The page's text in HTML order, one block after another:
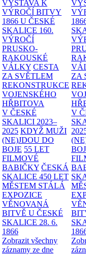
VÝSTAVA K
VÝROČÍ BITVY
1866 U ČESKÉ
SKALICE 160.
VÝROČÍ
PRUSKO-
RAKOUSKÉ
VÁLKY CESTA
ZA SVĚTLEM
REKONSTRUKCE
VOJENSKÉHO
HŘBITOVA
V ČESKÉ
SKALICI 2023–
2025 KDYŽ MUŽI
(NE)JDOU DO
BOJE 55 LET
FILMOVÉ
BABIČKY ČESKÁ
SKALICE 450 LET
MĚSTEM STÁLÁ
EXPOZICE
VĚNOVANÁ
BITVĚ U ČESKÉ
SKALICE 28. 6.
1866
Zobrazit všechny
záznamy ze dne
ZA
V